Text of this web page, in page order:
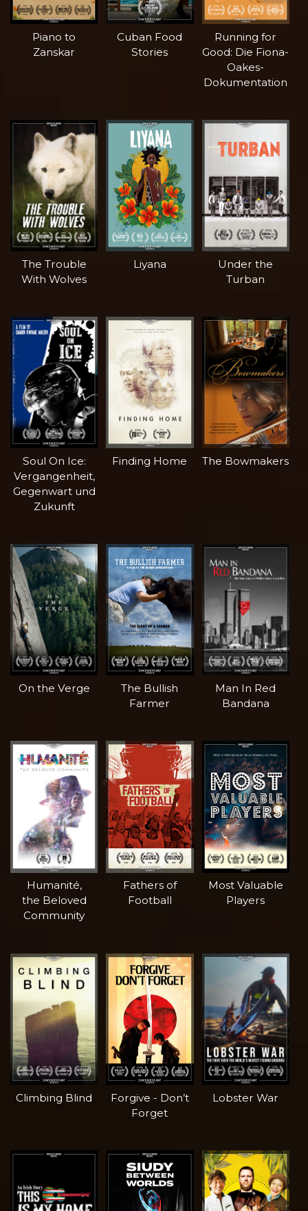
Piano to
Zanskar
Cuban Food
Stories
Running for
Good: Die Fiona-
Oakes-
Dokumentation
The Trouble
With Wolves
Liyana
Under the
Turban
Soul On Ice:
Vergangenheit,
Gegenwart und
Zukunft
Finding Home The Bowmakers
On the Verge
The Bullish
Farmer
Man In Red
Bandana
Humanité,
the Beloved
Community
Fathers of
Football
Most Valuable
Players
Climbing Blind
Forgive - Don’t
Forget
Lobster War